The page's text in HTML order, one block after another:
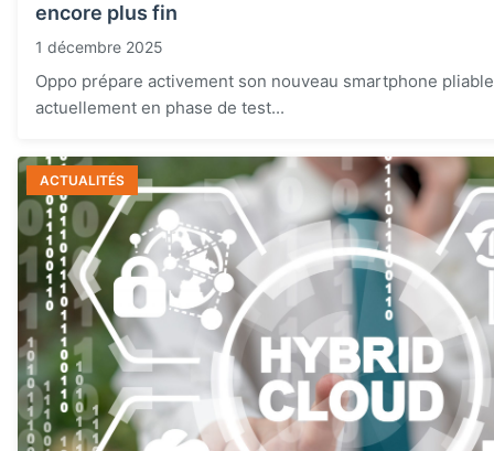
encore plus fin
1 décembre 2025
Oppo prépare activement son nouveau smartphone
actuellement en phase de test...
ACTUALITÉS